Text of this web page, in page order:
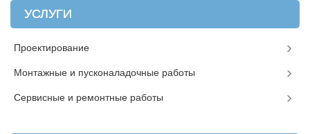
УСЛУГИ
Проектирование
Монтажные и пусконаладочные работы
Сервисные и ремонтные работы